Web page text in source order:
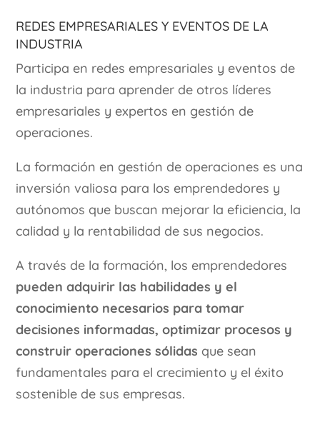
Redes Empresariales y Eventos de la
Industria
Participa en redes empresariales y eventos de
la industria para aprender de otros líderes
empresariales y expertos en gestión de
operaciones.
La formación en gestión de operaciones es una
inversión valiosa para los emprendedores y
autónomos que buscan mejorar la eficiencia, la
calidad y la rentabilidad de sus negocios.
A través de la formación, los emprendedores
pueden adquirir las habilidades y el
conocimiento necesarios para tomar
decisiones informadas, optimizar procesos y
construir operaciones sólidas que sean
fundamentales para el crecimiento y el éxito
sostenible de sus empresas.